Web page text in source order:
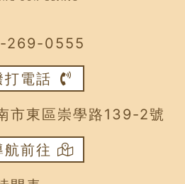
269-0555
打電話
市東區崇學路139-2號
航前往